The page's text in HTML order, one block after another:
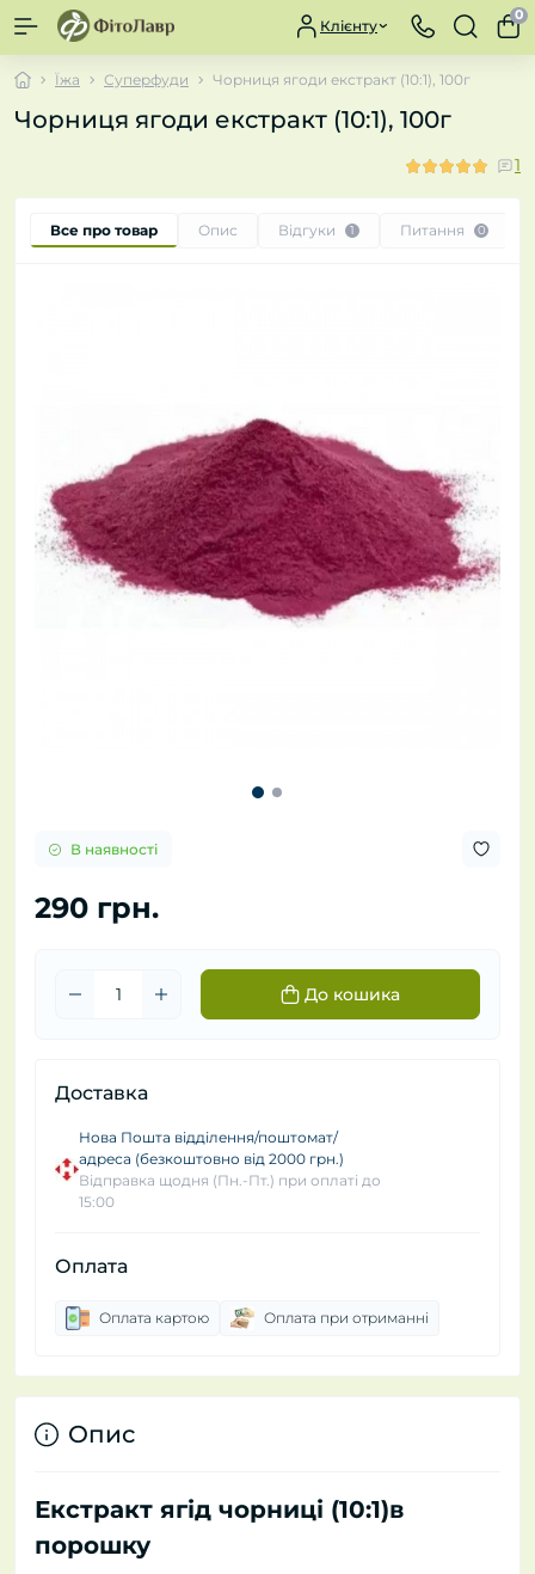
Клієнту
0
Їжа Суперфуди Чорниця ягоди екстракт (10:1), 100г
Чорниця ягоди екстракт (10:1), 100г
1
Все про товар Опис Відгуки 1 Питання 0
В наявності
290 грн.
До кошика
Доставка
Нова Пошта відділення/поштомат/
адреса (безкоштовно від 2000 грн.)
Відправка щодня (Пн.-Пт.) при оплаті до
15:00
Оплата
Оплата картою Оплата при отриманні
Опис
Екстракт ягід чорниці (10:1)в
порошку